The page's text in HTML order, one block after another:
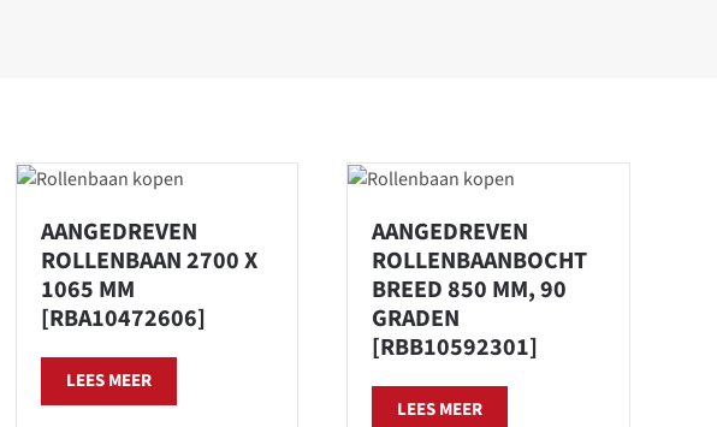
AANGEDREVEN
ROLLENBAAN 2700 X
1065 MM
[RBA10472606]
LEES MEER
AANGEDREVEN
ROLLENBAANBOCHT
BREED 850 MM, 90
GRADEN
[RBB10592301]
LEES MEER